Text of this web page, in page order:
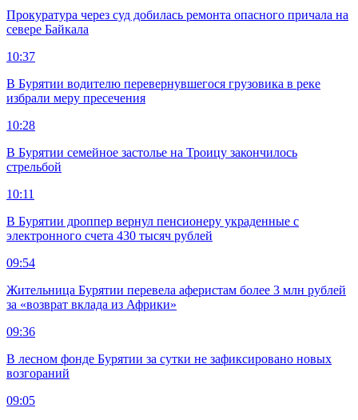
Прокуратура через суд добилась ремонта опасного причала на
севере Байкала
10:37
В Бурятии водителю перевернувшегося грузовика в реке
избрали меру пресечения
10:28
В Бурятии семейное застолье на Троицу закончилось
стрельбой
10:11
В Бурятии дроппер вернул пенсионеру украденные с
электронного счета 430 тысяч рублей
09:54
Жительница Бурятии перевела аферистам более 3 млн рублей
за «возврат вклада из Африки»
09:36
В лесном фонде Бурятии за сутки не зафиксировано новых
возгораний
09:05